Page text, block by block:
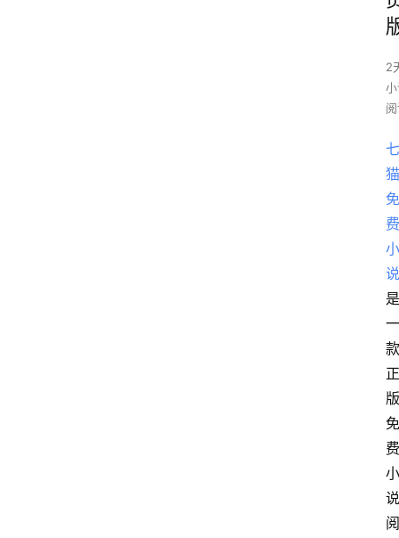
2
七
猫
免
费
小
说
是
一
款
正
版
免
费
小
说
阅